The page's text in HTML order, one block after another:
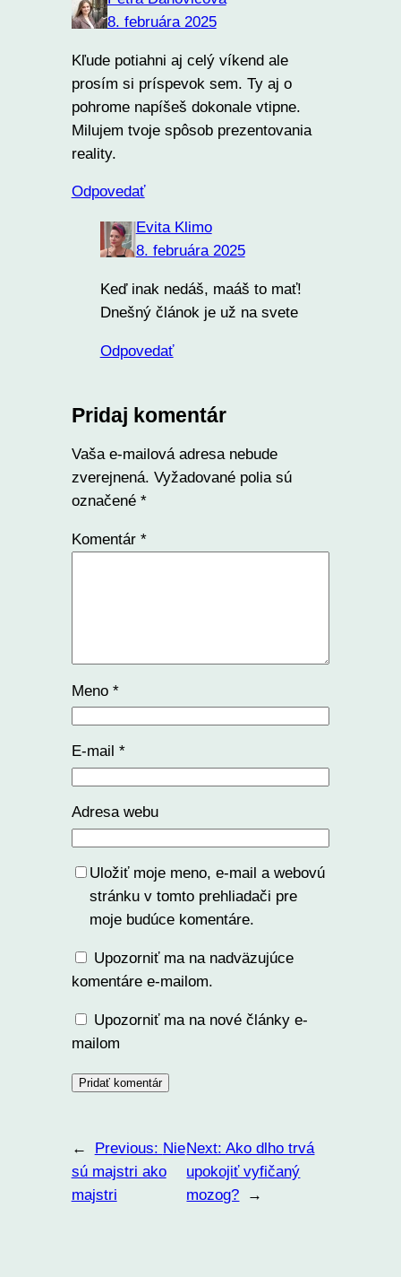
8. februára 2025
Kľude potiahni aj celý víkend ale
prosím si príspevok sem. Ty aj o
pohrome napíšeš dokonale vtipne.
Milujem tvoje spôsob prezentovania
reality.
Odpovedať
Evita Klimo
8. februára 2025
Keď inak nedáš, maáš to mať!
Dnešný článok je už na svete
Odpovedať
Pridaj komentár
Vaša e-mailová adresa nebude
zverejnená. Vyžadované polia sú
označené *
Komentár *
Meno *
E-mail *
Adresa webu
Uložiť moje meno, e-mail a webovú
stránku v tomto prehliadači pre
moje budúce komentáre.
Upozorniť ma na nadväzujúce
komentáre e-mailom.
Upozorniť ma na nové články e-
mailom
← Previous: Nie
sú majstri ako
majstri
Next:Ako dlho trvá
upokojiť vyfičaný
mozog?
→